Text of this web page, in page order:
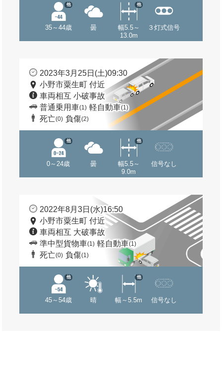
35～44歳
他
曇
幅5.5～
13.0m
他
３灯式信号
2023年3月25日(土)09:30
小野市粟生町 付近
車両相互 小破事故
普通乗用車(1) 軽自動車(1)
死亡(0) 負傷(2)
0～24歳
他
曇
幅5.5～
9.0m
他
信号なし
2022年8月3日(水)16:50
小野市粟生町 付近
車両相互 大破事故
準中型貨物車(1) 軽自動車(1)
死亡(0) 負傷(1)
45～54歳
他
晴 幅～5.5m
他
信号なし